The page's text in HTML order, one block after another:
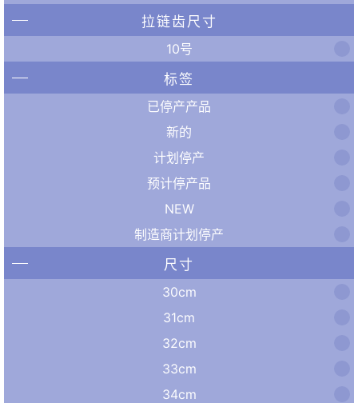
拉链齿尺寸
10号
标签
已停产产品
新的
计划停产
预计停产品
NEW
制造商计划停产
尺寸
30cm
31cm
32cm
33cm
34cm